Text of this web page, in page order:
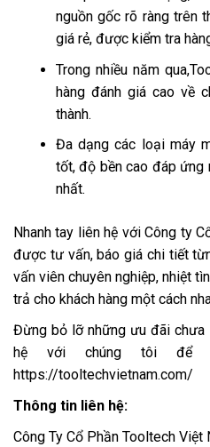
nguồn gốc rõ ràng trên
giá rẻ, được kiểm tra
Trong nhiều năm
hàng đánh giá cao về
thành.
Đa dạng các loại máy
tốt, độ bền cao đáp ứng
nhất.
Nhanh tay liên hệ với Công ty
được tư vấn, báo giá chi tiết
vấn viên chuyên nghiệp, nhiệt
trả cho khách hàng một cách
Đừng bỏ lỡ những ưu đãi chưa
hệ với chúng tôi
https://tooltechvietnam.com/
Thông tin liên hệ:
Công Ty Cổ Phần Tooltech Việt